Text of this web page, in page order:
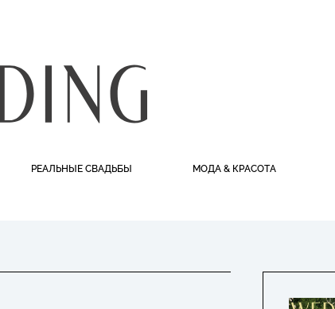
РЕАЛЬНЫЕ СВАДЬБЫ МОДА & КРАСОТА